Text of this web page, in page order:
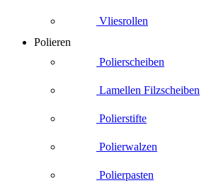
Vliesrollen
Polieren
Polierscheiben
Lamellen Filzscheiben
Polierstifte
Polierwalzen
Polierpasten